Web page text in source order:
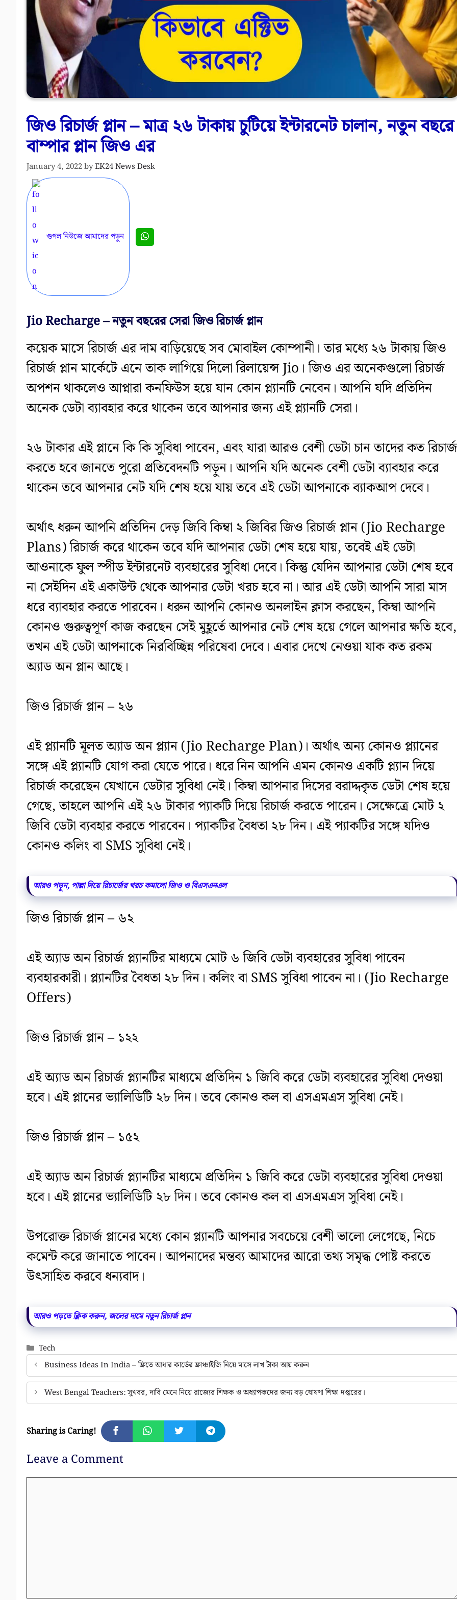
জিও রিচার্জ প্লান – মাত্র ২৬ টাকায় চুটিয়ে ইন্টারনেট চালান, নতুন বছরে
বাম্পার প্লান জিও এর
January 4, 2022byEK24 News Desk
গুগল নিউজে আমাদের পড়ুন
Jio Recharge – নতুন বছরের সেরা জিও রিচার্জ প্লান
কয়েক মাসে রিচার্জ এর দাম বাড়িয়েছে সব মোবাইল কোম্পানী। তার মধ্যে ২৬ টাকায় জিও
রিচার্জ প্লান মার্কেটে এনে তাক লাগিয়ে দিলো রিলায়েন্স Jio। জিও এর অনেকগুলো রিচার্জ
অপশন থাকলেও আপ্নারা কনফিউস হয়ে যান কোন প্ল্যানটি নেবেন। আপনি যদি প্রতিদিন
অনেক ডেটা ব্যাবহার করে থাকেন তবে আপনার জন্য এই প্ল্যানটি সেরা।
২৬ টাকার এই প্লানে কি কি সুবিধা পাবেন, এবং যারা আরও বেশী ডেটা চান তাদের কত রিচার্জ
করতে হবে জানতে পুরো প্রতিবেদনটি পড়ুন। আপনি যদি অনেক বেশী ডেটা ব্যাবহার করে
থাকেন তবে আপনার নেট যদি শেষ হয়ে যায় তবে এই ডেটা আপনাকে ব্যাকআপ দেবে।
অর্থাৎ ধরুন আপনি প্রতিদিন দেড় জিবি কিম্বা ২ জিবির জিও রিচার্জ প্লান (Jio Recharge
Plans) রিচার্জ করে থাকেন তবে যদি আপনার ডেটা শেষ হয়ে যায়, তবেই এই ডেটা
আওনাকে ফুল স্পীড ইন্টারনেট ব্যবহারের সুবিধা দেবে। কিন্তু যেদিন আপনার ডেটা শেষ হবে
না সেইদিন এই একাউন্ট থেকে আপনার ডেটা খরচ হবে না। আর এই ডেটা আপনি সারা মাস
ধরে ব্যাবহার করতে পারবেন। ধরুন আপনি কোনও অনলাইন ক্লাস করছেন, কিম্বা আপনি
কোনও গুরুত্বপূর্ণ কাজ করছেন সেই মুহূর্তে আপনার নেট শেষ হয়ে গেলে আপনার ক্ষতি হবে,
তখন এই ডেটা আপনাকে নিরবিচ্ছিন্ন পরিষেবা দেবে। এবার দেখে নেওয়া যাক কত রকম
অ্যাড অন প্লান আছে।
জিও রিচার্জ প্লান – ২৬
এই প্ল্যানটি মূলত অ্যাড অন প্ল্যান (Jio Recharge Plan)। অর্থাৎ অন্য কোনও প্ল্যানের
সঙ্গে এই প্ল্যানটি যোগ করা যেতে পারে। ধরে নিন আপনি এমন কোনও একটি প্ল্যান দিয়ে
রিচার্জ করেছেন যেখানে ডেটার সুবিধা নেই। কিম্বা আপনার দিসের বরাদ্দকৃত ডেটা শেষ হয়ে
গেছে, তাহলে আপনি এই ২৬ টাকার প্যাকটি দিয়ে রিচার্জ করতে পারেন। সেক্ষেত্রে মোট ২
জিবি ডেটা ব্যবহার করতে পারবেন। প্যাকটির বৈধতা ২৮ দিন। এই প্যাকটির সঙ্গে যদিও
কোনও কলিং বা SMS সুবিধা নেই।
আরও পড়ুন, পাল্লা দিয়ে রিচার্জের খরচ কমালো জিও ও বিএসএনএল
জিও রিচার্জ প্লান – ৬২
এই অ্যাড অন রিচার্জ প্ল্যানটির মাধ্যমে মোট ৬ জিবি ডেটা ব্যবহারের সুবিধা পাবেন
ব্যবহারকারী। প্ল্যানটির বৈধতা ২৮ দিন। কলিং বা SMS সুবিধা পাবেন না। (Jio Recharge
Offers)
জিও রিচার্জ প্লান – ১২২
এই অ্যাড অন রিচার্জ প্ল্যানটির মাধ্যমে প্রতিদিন ১ জিবি করে ডেটা ব্যবহারের সুবিধা দেওয়া
হবে। এই প্লানের ভ্যালিডিটি ২৮ দিন। তবে কোনও কল বা এসএমএস সুবিধা নেই।
জিও রিচার্জ প্লান – ১৫২
এই অ্যাড অন রিচার্জ প্ল্যানটির মাধ্যমে প্রতিদিন ১ জিবি করে ডেটা ব্যবহারের সুবিধা দেওয়া
হবে। এই প্লানের ভ্যালিডিটি ২৮ দিন। তবে কোনও কল বা এসএমএস সুবিধা নেই।
উপরোক্ত রিচার্জ প্লানের মধ্যে কোন প্ল্যানটি আপনার সবচেয়ে বেশী ভালো লেগেছে, নিচে
কমেন্ট করে জানাতে পাবেন। আপনাদের মন্তব্য আমাদের আরো তথ্য সমৃদ্ধ পোষ্ট করতে
উৎসাহিত করবে ধন্যবাদ।
আরও পড়তে ক্লিক করুন, জলের দামে নতুন রিচার্জ প্লান
Categories
Tech
Business Ideas In India – ফ্রিতে আধার কার্ডের ফ্রাঞ্চাইজি নিয়ে মাসে লাখ টাকা আয় করুন
West Bengal Teachers: সুখবর, দাবি মেনে নিয়ে রাজ্যের শিক্ষক ও অধ্যাপকদের জন্য বড় ঘোষণা শিক্ষা দপ্তরের।
Sharing is Caring!
Leave a Comment